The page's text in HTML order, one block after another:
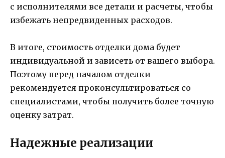
с исполнителями все детали и расчеты, чтобы
избежать непредвиденных расходов.
В итоге, стоимость отделки дома будет
индивидуальной и зависеть от вашего выбора.
Поэтому перед началом отделки
рекомендуется проконсультироваться со
специалистами, чтобы получить более точную
оценку затрат.
Надежные реализации